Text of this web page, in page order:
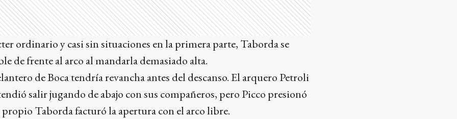
ordinario y casi sin situaciones en la primera parte, Taborda se
de frente al arco al mandarla demasiado alta.
de Boca tendría revancha antes del descanso. El arquero Petroli
salir jugando de abajo con sus compañeros, pero Picco presionó
Taborda facturó la apertura con el arco libre.